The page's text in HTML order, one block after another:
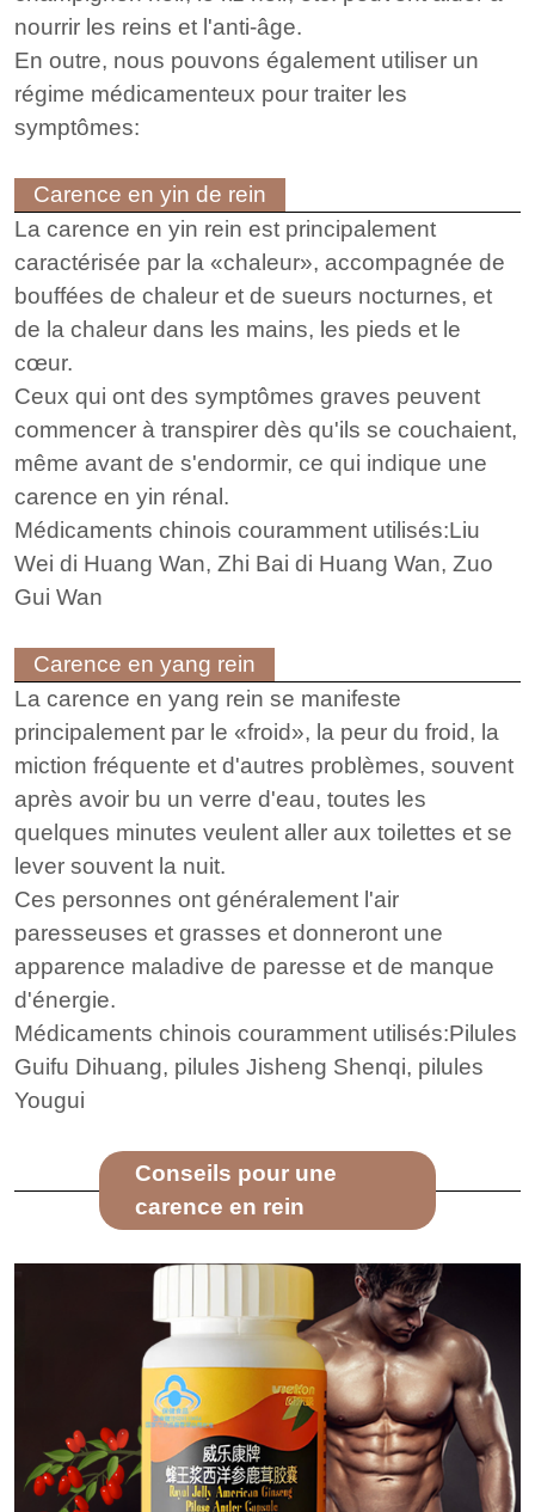
nourrir les reins et l'anti-âge.
En outre, nous pouvons également utiliser un
régime médicamenteux pour traiter les
symptômes:
Carence en yin de rein
La carence en yin rein est principalement
caractérisée par la «chaleur», accompagnée de
bouffées de chaleur et de sueurs nocturnes, et
de la chaleur dans les mains, les pieds et le
cœur.
Ceux qui ont des symptômes graves peuvent
commencer à transpirer dès qu'ils se couchaient,
même avant de s'endormir, ce qui indique une
carence en yin rénal.
Médicaments chinois couramment utilisés:Liu
Wei di Huang Wan, Zhi Bai di Huang Wan, Zuo
Gui Wan
Carence en yang rein
La carence en yang rein se manifeste
principalement par le «froid», la peur du froid, la
miction fréquente et d'autres problèmes, souvent
après avoir bu un verre d'eau, toutes les
quelques minutes veulent aller aux toilettes et se
lever souvent la nuit.
Ces personnes ont généralement l'air
paresseuses et grasses et donneront une
apparence maladive de paresse et de manque
d'énergie.
Médicaments chinois couramment utilisés:Pilules
Guifu Dihuang, pilules Jisheng Shenqi, pilules
Yougui
Conseils pour une
carence en rein